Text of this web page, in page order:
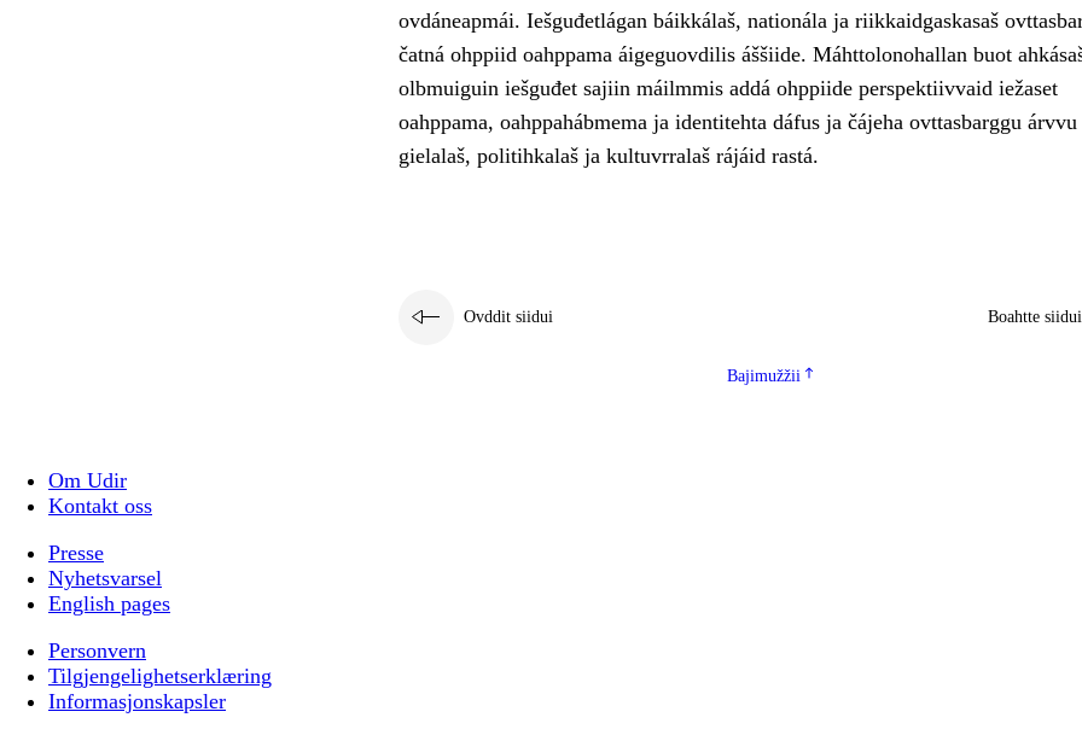
ovdáneapmái. Iešguđetlágan báikkálaš, nationála ja riikkaidgaskasaš
čatná ohppiid oahppama áigeguovdilis áššiide. Máhttolonohallan buot
olbmuiguin iešguđet sajiin máilmmis addá ohppiide perspektiivvaid iežaset
oahppama, oahppahábmema ja identitehta dáfus ja čájeha ovttasbarggu árvvu
gielalaš, politihkalaš ja kultuvrralaš rájáid rastá.
Ovddit siidui Boahtte siidui
Bajimužžii
Om Udir
Kontakt oss
Presse
Nyhetsvarsel
English pages
Personvern
Tilgjengelighetserklæring
Informasjonskapsler